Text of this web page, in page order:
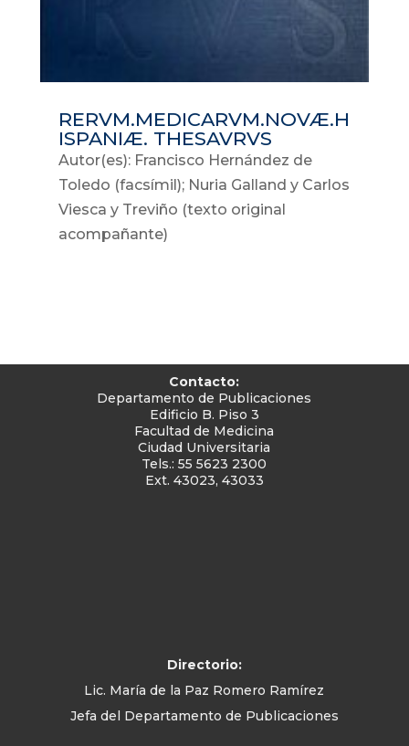
RERVM.MEDICARVM.NOVÆ.H
ISPANIÆ. THESAVRVS
Autor(es): Francisco Hernández de
Toledo (facsímil); Nuria Galland y Carlos
Viesca y Treviño (texto original
acompañante)
Contacto:
Departamento de Publicaciones
Edificio B. Piso 3
Facultad de Medicina
Ciudad Universitaria
Tels.: 55 5623 2300
Ext. 43023, 43033
Directorio:
Lic. María de la Paz Romero Ramírez
Jefa del Departamento de Publicaciones